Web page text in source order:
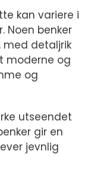
kan variere i
Noen benker
med detaljrik
moderne og
og
utseendet
gir en
jevnlig